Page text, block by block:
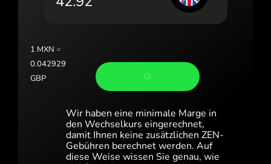
Sverige (Svenska)
Україна (Українська)
Türkiye (Türkçe)
Singapore (English)
United Kingdom (English)
1 MXN =
0.042929
GBP
Wir haben eine minimale Marge in
den Wechselkurs eingerechnet,
damit Ihnen keine zusätzlichen ZEN-
Gebühren berechnet werden. Auf
diese Weise wissen Sie genau, wie